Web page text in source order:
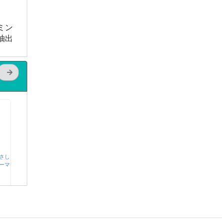
ン
出
し
マ